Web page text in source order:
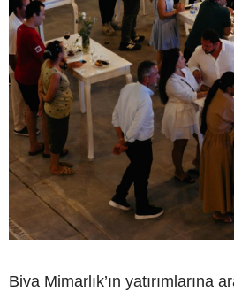
Biva Mimarlık’ın yatırımlarına